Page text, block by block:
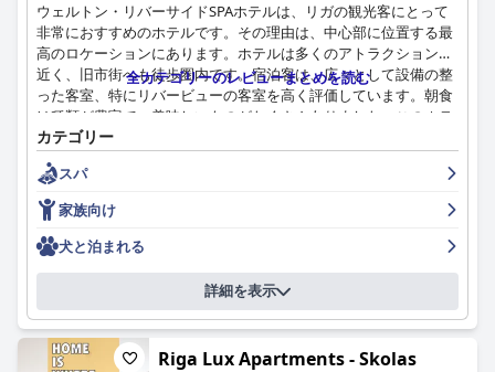
ウェルトン・リバーサイドSPAホテルは、リガの観光客にとって
非常におすすめのホテルです。その理由は、中心部に位置する最
高のロケーションにあります。ホテルは多くのアトラクションに
近く、旧市街へも徒歩圏内です。宿泊客は、広々として設備の整
った客室、特にリバービューの客室を高く評価しています。朝食
は種類が豊富で、美味しいものがたくさんありました。このホテ
ルは、清潔さでも際立っており、多くの宿泊客が今まで宿泊した
ホテルの中で最も清潔なホテルの一つだと評しています。スタッ
フはプロフェッショナルで親切で、一部のスタッフは宿泊客のた
めに期待以上のサービスを提供しています。ホテル内のスパでは
様々なアメニティが利用できますが、利用には追加料金がかかり
ます。宿泊客、特に家族連れは、スパエリアの子供の利用時間に
制限があることを高く評価していました。プールエリアは清潔で
すが、一部の宿泊客からは狭いとみなされており、こちらも有料
です。ベッドは快適でしたが、一部の宿泊客は少し硬いと感じま
した。全体として、ウェルトン・リバーサイドSPAホテルは、リ
ガでのリラックスした滞在に最適なホテルです。
全カテゴリーのレビューまとめを読む
カテゴリー
スパ
家族向け
犬と泊まれる
詳細を表示
Riga Lux Apartments - Skolas